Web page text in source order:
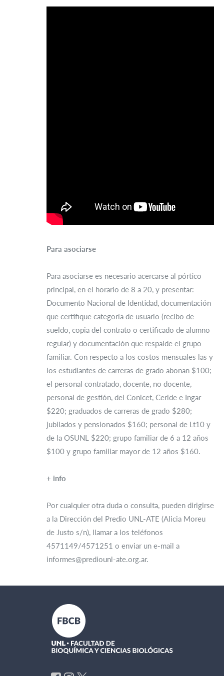
Para asociarse
Para asociarse es necesario acercarse al pórtico
principal, en el horario de 8 a 20, y presentar:
Documento Nacional de Identidad, documentación
que certifique categoría de usuario (recibo de
sueldo, copia del contrato o certificado de alumno
regular) y documentación que respalde el grupo
familiar. Con respecto a los costos mensuales las y
los estudiantes de carreras de grado abonan $100;
el personal contratado, docente, no docente,
personal de gestión, del Conicet, Ceride e Ingar
$220; graduados de carreras de grado $280;
jubilados y pensionados $160; personal de Lt10 y
de la OSUNL $220; grupo familiar de 6 a 12 años
$100 y grupo familiar mayor de 12 años $160.
+ info
Por cualquier otra duda o consulta, pueden dirigirse
a la Dirección del Predio UNL-ATE (Alicia Moreu
de Justo s/n), llamar a los teléfonos
4571149/4571251 o enviar un e-mail a
informes@prediounl-ate.org.ar.